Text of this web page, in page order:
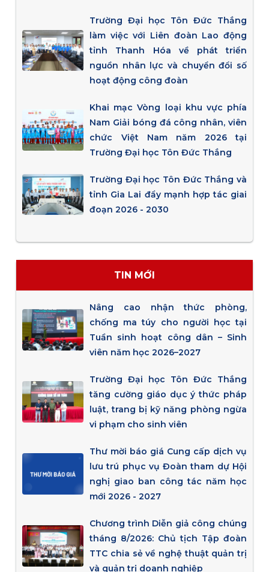
Trường Đại học Tôn Đức Thắng
làm việc với Liên đoàn Lao động
tỉnh Thanh Hóa về phát triển
nguồn nhân lực và chuyển đổi số
hoạt động công đoàn
Khai mạc Vòng loại khu vực phía
Nam Giải bóng đá công nhân, viên
chức Việt Nam năm 2026 tại
Trường Đại học Tôn Đức Thắng
Trường Đại học Tôn Đức Thắng và
tỉnh Gia Lai đẩy mạnh hợp tác giai
đoạn 2026 - 2030
TIN MỚI
Nâng cao nhận thức phòng,
chống ma túy cho người học tại
Tuần sinh hoạt công dân – Sinh
viên năm học 2026–2027
Trường Đại học Tôn Đức Thắng
tăng cường giáo dục ý thức pháp
luật, trang bị kỹ năng phòng ngừa
vi phạm cho sinh viên
Thư mời báo giá Cung cấp dịch vụ
lưu trú phục vụ Đoàn tham dự Hội
nghị giao ban công tác năm học
mới 2026 - 2027
Chương trình Diễn giả công chúng
tháng 8/2026: Chủ tịch Tập đoàn
TTC chia sẻ về nghệ thuật quản trị
và quản trị doanh nghiệp